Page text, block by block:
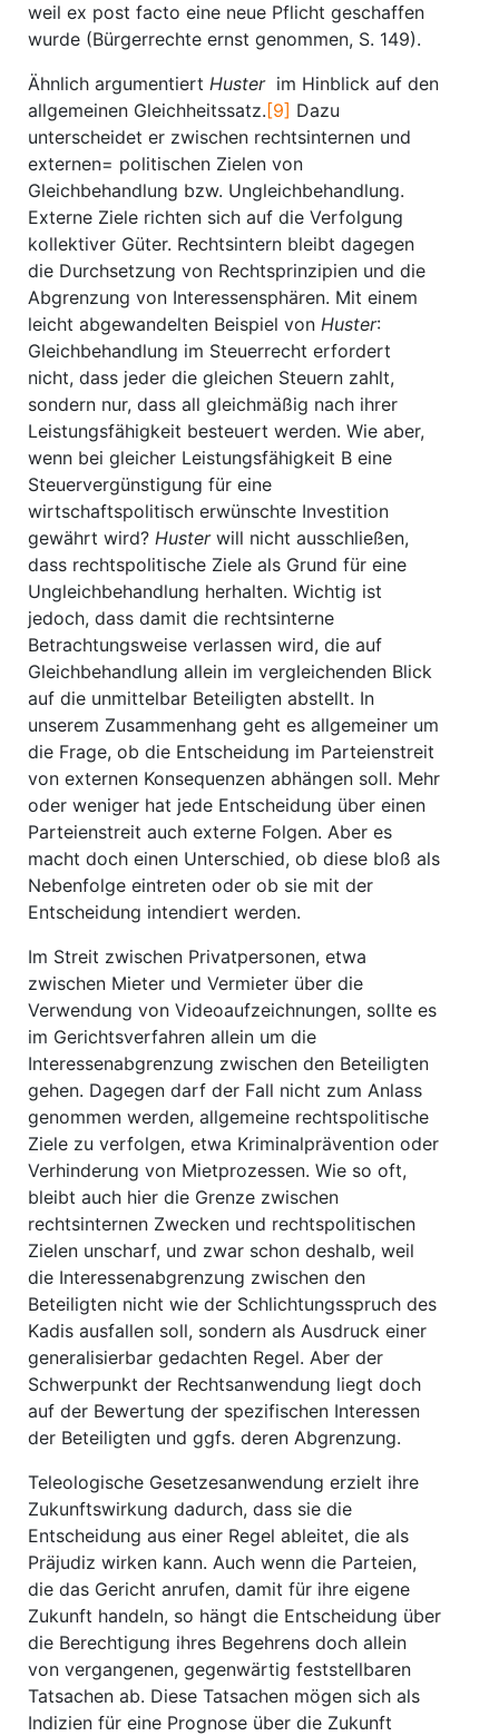
weil ex post facto eine neue Pflicht geschaffen
wurde (Bürgerrechte ernst genommen, S. 149).
Ähnlich argumentiert Husterim Hinblick auf den
allgemeinen Gleichheitssatz. [9] Dazu
unterscheidet er zwischen rechtsinternen und
externen= politischen Zielen von
Gleichbehandlung bzw. Ungleichbehandlung.
Externe Ziele richten sich auf die Verfolgung
kollektiver Güter. Rechtsintern bleibt dagegen
die Durchsetzung von Rechtsprinzipien und die
Abgrenzung von Interessensphären. Mit einem
leicht abgewandelten Beispiel von Huster:
Gleichbehandlung im Steuerrecht erfordert
nicht, dass jeder die gleichen Steuern zahlt,
sondern nur, dass all gleichmäßig nach ihrer
Leistungsfähigkeit besteuert werden. Wie aber,
wenn bei gleicher Leistungsfähigkeit B eine
Steuervergünstigung für eine
wirtschaftspolitisch erwünschte Investition
gewährt wird? Husterwill nicht ausschließen,
dass rechtspolitische Ziele als Grund für eine
Ungleichbehandlung herhalten. Wichtig ist
jedoch, dass damit die rechtsinterne
Betrachtungsweise verlassen wird, die auf
Gleichbehandlung allein im vergleichenden Blick
auf die unmittelbar Beteiligten abstellt. In
unserem Zusammenhang geht es allgemeiner um
die Frage, ob die Entscheidung im Parteienstreit
von externen Konsequenzen abhängen soll. Mehr
oder weniger hat jede Entscheidung über einen
Parteienstreit auch externe Folgen. Aber es
macht doch einen Unterschied, ob diese bloß als
Nebenfolge eintreten oder ob sie mit der
Entscheidung intendiert werden.
Im Streit zwischen Privatpersonen, etwa
zwischen Mieter und Vermieter über die
Verwendung von Videoaufzeichnungen, sollte es
im Gerichtsverfahren allein um die
Interessenabgrenzung zwischen den Beteiligten
gehen. Dagegen darf der Fall nicht zum Anlass
genommen werden, allgemeine rechtspolitische
Ziele zu verfolgen, etwa Kriminalprävention oder
Verhinderung von Mietprozessen. Wie so oft,
bleibt auch hier die Grenze zwischen
rechtsinternen Zwecken und rechtspolitischen
Zielen unscharf, und zwar schon deshalb, weil
die Interessenabgrenzung zwischen den
Beteiligten nicht wie der Schlichtungsspruch des
Kadis ausfallen soll, sondern als Ausdruck einer
generalisierbar gedachten Regel. Aber der
Schwerpunkt der Rechtsanwendung liegt doch
auf der Bewertung der spezifischen Interessen
der Beteiligten und ggfs. deren Abgrenzung.
Teleologische Gesetzesanwendung erzielt ihre
Zukunftswirkung dadurch, dass sie die
Entscheidung aus einer Regel ableitet, die als
Präjudiz wirken kann. Auch wenn die Parteien,
die das Gericht anrufen, damit für ihre eigene
Zukunft handeln, so hängt die Entscheidung über
die Berechtigung ihres Begehrens doch allein
von vergangenen, gegenwärtig feststellbaren
Tatsachen ab. Diese Tatsachen mögen sich als
Indizien für eine Prognose über die Zukunft